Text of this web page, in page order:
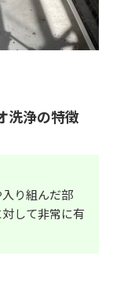
洗浄の特徴
り組んだ部
して非常に有